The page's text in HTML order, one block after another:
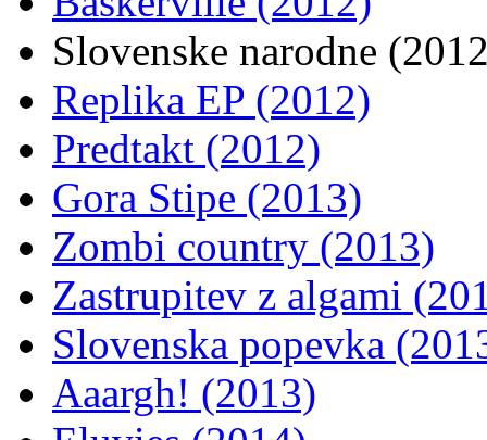
Slovenske narodne
Replika EP (2012)
Predtakt (2012)
Gora Stipe (2013)
Zombi country (2013)
Zastrupitev z algami
Slovenska popevka
Aaargh! (2013)